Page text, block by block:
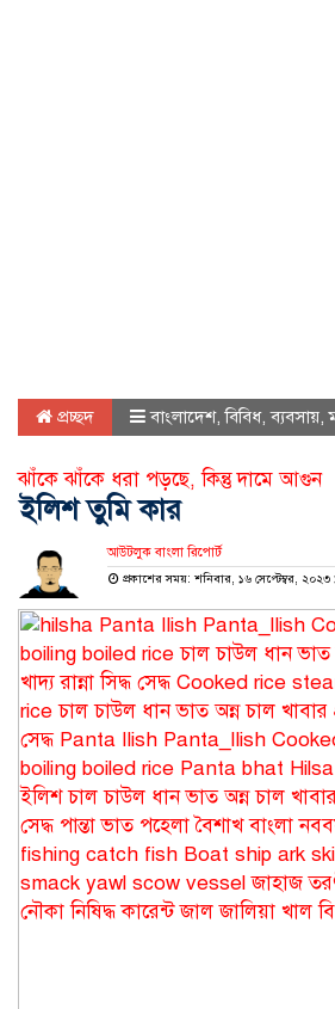
প্রচ্ছদ বাংলাদেশ,বিবিধ,ব্যবসায়,
ঝাঁকে ঝাঁকে ধরা পড়ছে, কিন্তু দামে আগুন
ইলিশ তুমি কার
আউটলুক বাংলা রিপোর্ট
প্রকাশের সময়: শনিবার, ১৬ সেপ্টেম্বর,